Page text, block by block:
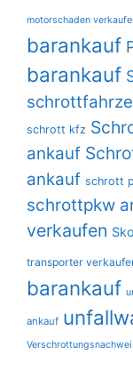
motorschaden
barankauf
barankauf
schrott kfz
ankauf
ankauf schrott
schrottpkw
verkaufen
transporter
barankauf
ankauf